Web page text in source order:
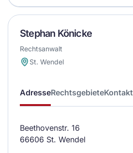
Stephan Könicke
Rechtsanwalt
St. Wendel
AdresseRechtsgebieteKontakt
Beethovenstr. 16
66606 St. Wendel